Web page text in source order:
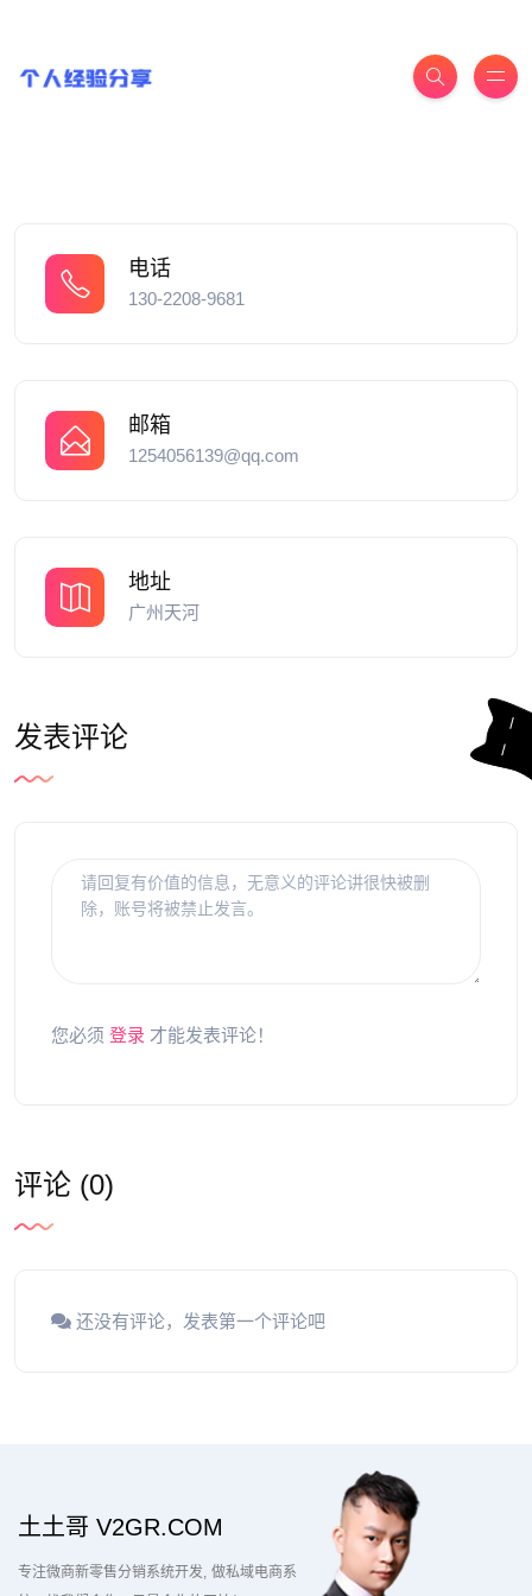
电话
130-2208-9681
邮箱
1254056139@qq.com
地址
广州天河
发表评论
您必须 登录 才能发表评论！
评论 (0)
还没有评论，发表第一个评论吧
土土哥 V2GR.COM
专注微商新零售分销系统开发 做私域电商系